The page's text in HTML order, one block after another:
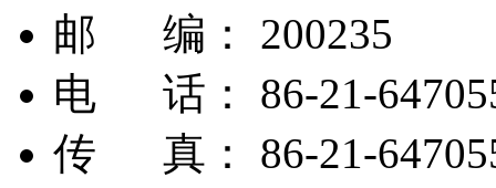
邮 编：
200235
电 话：
86-21-
传 真：
86-21-